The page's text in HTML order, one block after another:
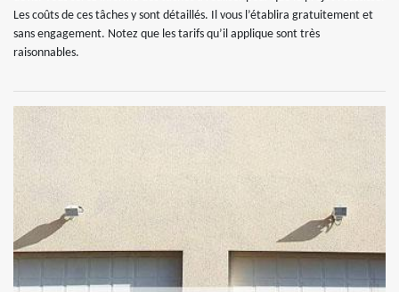
Les coûts de ces tâches y sont détaillés. Il vous l’établira gratuitement et
sans engagement. Notez que les tarifs qu’il applique sont très
raisonnables.